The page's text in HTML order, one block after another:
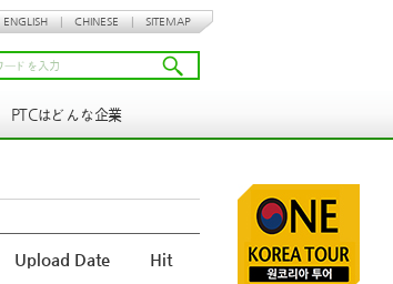
ENGLISH CHINESE SITEMAP
PTCはどんな企業
Upload Date Hit